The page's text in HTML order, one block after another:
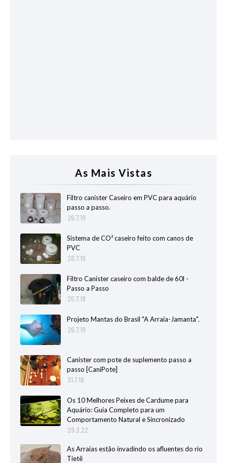
As Mais Vistas
Filtro canister Caseiro em PVC para aquário
passo a passo.
26.7.18
Sistema de CO² caseiro feito com canos de
PVC
28.7.18
Filtro Canister caseiro com balde de 60l -
Passo a Passo
25.7.18
Projeto Mantas do Brasil "A Arraia-Jamanta".
26.7.18
Canister com pote de suplemento passo a
passo [CaniPote]
31.7.18
Os 10 Melhores Peixes de Cardume para
Aquário: Guia Completo para um
Comportamento Natural e Sincronizado
29.3.22
As Arraias estão invadindo os afluentes do rio
Tietê